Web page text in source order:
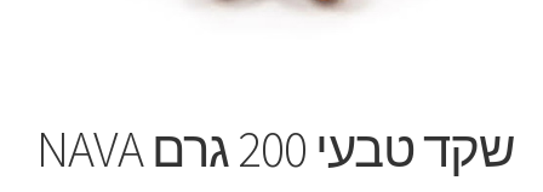
שקד טבעי 200 גרם NAVA